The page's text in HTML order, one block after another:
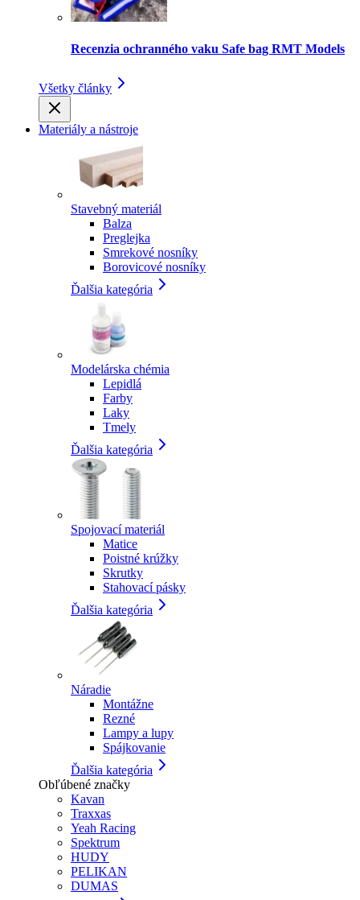
Recenzia ochranného vaku Safe bag RMT Models
Všetky články
Materiály a nástroje
Stavebný materiál
Balza
Preglejka
Smrekové nosníky
Borovicové nosníky
Ďalšia kategória
Modelárska chémia
Lepidlá
Farby
Laky
Tmely
Ďalšia kategória
Spojovací materiál
Matice
Poistné krúžky
Skrutky
Stahovací pásky
Ďalšia kategória
Náradie
Montážne
Rezné
Lampy a lupy
Spájkovanie
Ďalšia kategória
Obľúbené značky
Kavan
Traxxas
Yeah Racing
Spektrum
HUDY
PELIKAN
DUMAS